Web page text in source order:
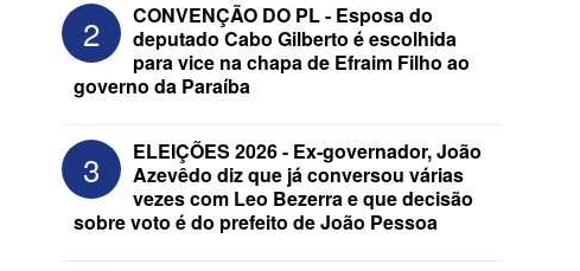
Federação Brasil da Esperança decide
PCdoB apostam em Lucas
2
CONVENÇÃO DO PL - Esposa do
deputado Cabo Gilberto é escolhida
para vice na chapa de Efraim Filho ao
governo da Paraíba
3
ELEIÇÕES 2026 - Ex-governador, João
Azevêdo diz que já conversou várias
vezes com Leo Bezerra e que decisão
sobre voto é do prefeito de João Pessoa